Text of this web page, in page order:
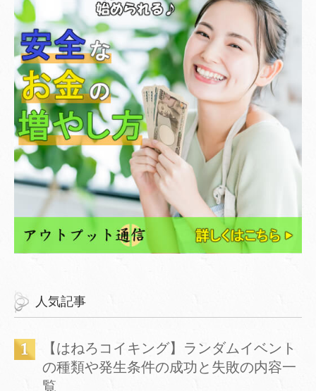
人気記事
【はねろコイキング】ランダムイベント
の種類や発生条件の成功と失敗の内容一
覧